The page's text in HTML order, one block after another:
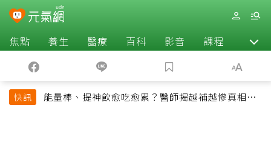
焦點 養生 醫療 百科 影音 課程 退休
快訊
能量棒、提神飲愈吃愈累？醫師揭越補越慘真相：